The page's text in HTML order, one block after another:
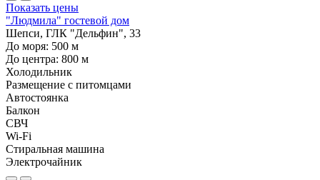
Показать цены
"Людмила" гостевой дом
Шепси, ГЛК "Дельфин", 33
До моря: 500 м
До центра: 800 м
Холодильник
Размещение с питомцами
Автостоянка
Балкон
СВЧ
Wi-Fi
Стиральная машина
Электрочайник